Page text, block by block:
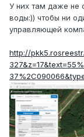
У них там даже не
воды:)) чтобы ни
управляющей
http://